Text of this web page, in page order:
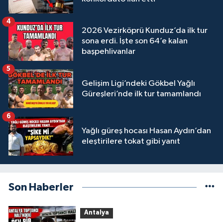
2026 Vezirköprü Kunduz’da ilk tur
sona erdi. İşte son 64’e kalan
başpehlivanlar
4
Gelişim Ligi’ndeki Gökbel Yağlı
Güreşleri’nde ilk tur tamamlandı
5
Yağlı güreş hocası Hasan Aydın’dan
eleştirilere tokat gibi yanıt
6
Son Haberler
Antalya